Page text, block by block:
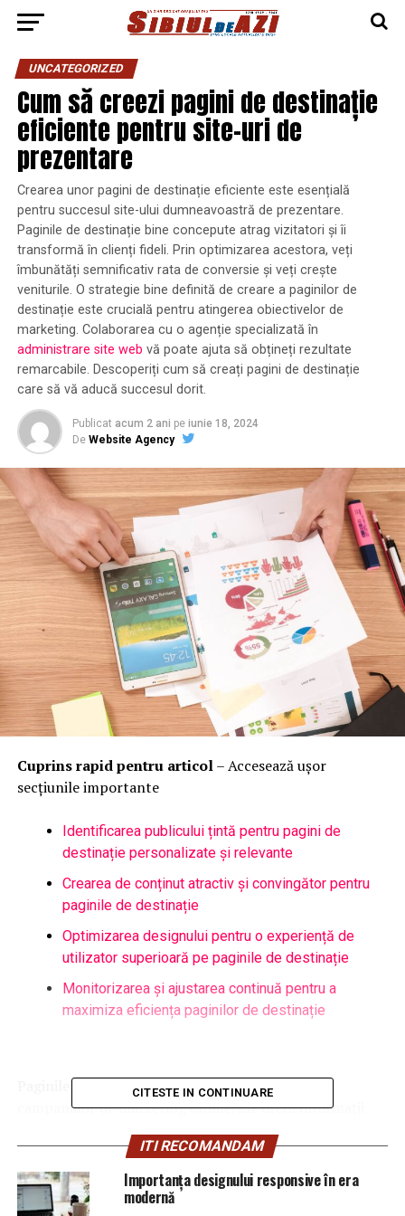
UNCATEGORIZED
Cum să creezi pagini de destinație
eficiente pentru site-uri de
prezentare
Crearea unor pagini de destinație eficiente este esențială
pentru succesul site-ului dumneavoastră de prezentare.
Paginile de destinație bine concepute atrag vizitatori și îi
transformă în clienți fideli. Prin optimizarea acestora, veți
îmbunătăți semnificativ rata de conversie și veți crește
veniturile. O strategie bine definită de creare a paginilor de
destinație este crucială pentru atingerea obiectivelor de
marketing. Colaborarea cu o agenție specializată în
administrare site web vă poate ajuta să obțineți rezultate
remarcabile. Descoperiți cum să creați pagini de destinație
care să vă aducă succesul dorit.
Publicat acum 2 ani pe iunie 18, 2024
De Website Agency
Cuprins rapid pentru articol– Accesează ușor
secțiunile importante
Identificarea publicului țintă pentru pagini de
destinație personalizate și relevante
Crearea de conținut atractiv și convingător pentru
paginile de destinație
Optimizarea designului pentru o experiență de
utilizator superioară pe paginile de destinație
Monitorizarea și ajustarea continuă pentru a
maximiza eficiența paginilor de destinație
Paginile de destinație sunt punctul central al
campaniilor de marketing online. Ele oferă informații
relevante și convingătoare vizitatorilor. O pagină de
destinație eficientă trebuie să fie clară, atractivă și
orientată spre acțiune. Optimizarea conținutului și
designului contribuie la o experiență de utilizator
CITESTE IN CONTINUARE
ITI RECOMANDAM
Importanța designului responsive în era
modernă